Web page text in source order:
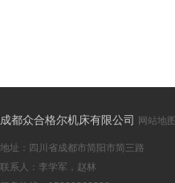
成都众合格尔机床有限公司 网站地图
地址：四川省成都市简阳市简三路
联系人：李学军，赵林